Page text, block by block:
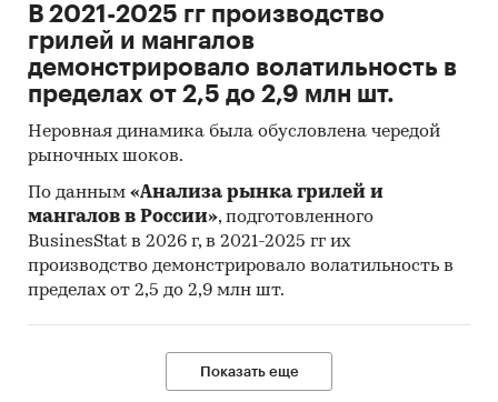
В 2021-2025 гг производство
грилей и мангалов
демонстрировало волатильность в
пределах от 2,5 до 2,9 млн шт.
Неровная динамика была обусловлена чередой
рыночных шоков.
По данным «Анализа рынка грилей и
мангалов в России», подготовленного
BusinesStat в 2026 г, в 2021-2025 гг их
производство демонстрировало волатильность в
пределах от 2,5 до 2,9 млн шт.
Показать еще